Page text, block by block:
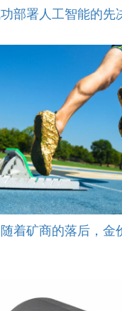
部署人工智能的先
着矿商的落后，金